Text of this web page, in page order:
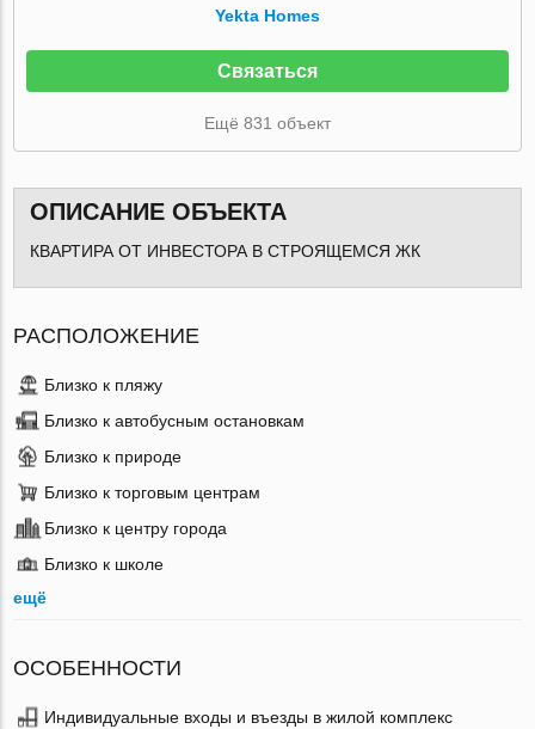
Yekta Homes
Связаться
Ещё 831 объект
ОПИСАНИЕ ОБЪЕКТА
КВАРТИРА ОТ ИНВЕСТОРА В СТРОЯЩЕМСЯ ЖК
РАСПОЛОЖЕНИЕ
Близко к пляжу
Близко к автобусным остановкам
Близко к природе
Близко к торговым центрам
Близко к центру города
Близко к школе
ещё
ОСОБЕННОСТИ
Индивидуальные входы и въезды в жилой комплекс